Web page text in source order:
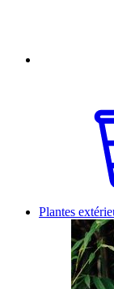
Plantes